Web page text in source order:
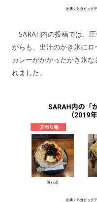
SARAH内の投稿では、
がらも、出汁のかき氷にロ
カレーがかかったかき氷
れました。